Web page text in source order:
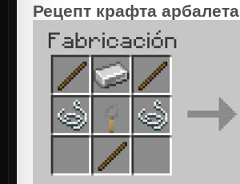
Рецепт крафта арбалета